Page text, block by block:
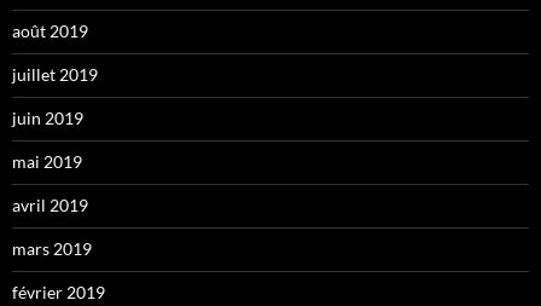
août 2019
juillet 2019
juin 2019
mai 2019
avril 2019
mars 2019
février 2019